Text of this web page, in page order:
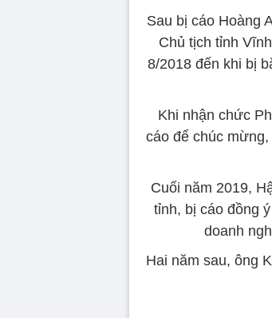
Sau bị cáo Hoàng
Chủ tịch tỉnh
8/2018 đến khi bị
Khi nhận chức
cáo để chúc
Cuối năm 2019,
tỉnh, bị cáo đồng
doanh
Hai năm sau, ông